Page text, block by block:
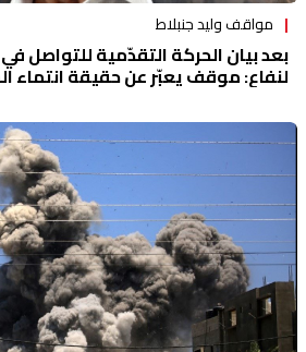
مواقف وليد جنبلاط
بعد بيان الحركة التقدّمية للتواصل
لنفاع: موقف يعبّر عن حقيقة انتماء